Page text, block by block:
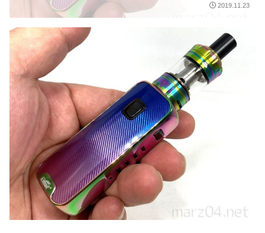
2019.11.23